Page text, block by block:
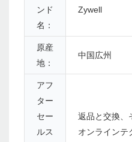
ンド
名：
Zywell
原産
地：
中国広州
アフ
ター
セー
ルス
返品と交換、
オンラインテ